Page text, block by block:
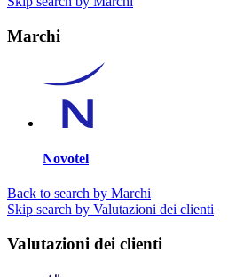
Marchi
Novotel
Back to search by Marchi
Skip search by Valutazioni dei clienti
Valutazioni dei clienti